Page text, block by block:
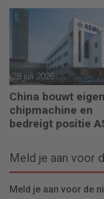
28 juli 2026
China bouwt eigen
chipmachine en
bedreigt positie
Meld je aan voor
Meld je aan voor de